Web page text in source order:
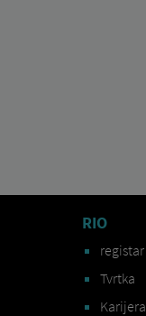
RIO
registar
Tvrtka
Karijera